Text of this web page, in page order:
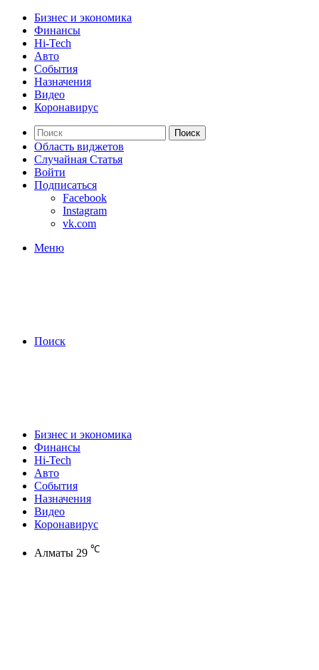
Бизнес и экономика
Финансы
Hi-Tech
Авто
События
Назначения
Видео
Коронавирус
Поиск
Область виджетов
Случайная Статья
Войти
Подписаться
Facebook
Instagram
vk.com
Меню
Поиск
Бизнес и экономика
Финансы
Hi-Tech
Авто
События
Назначения
Видео
Коронавирус
Алматы 29 ℃